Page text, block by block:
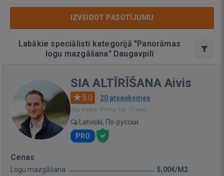
IZVEIDOT PASŪTĪJUMU
Labākie speciālisti kategorijā "Panorāmas
logu mazgāšana" Daugavpilī
SIA ALTĪRĪŠANA Aivis
5.0 · 20 atsauksmes
Bija vietnē: Pirms 1st. 17 min.
Latviski, По-русски
PRO
Cenas
Logu mazgāšana 5,00€/M2